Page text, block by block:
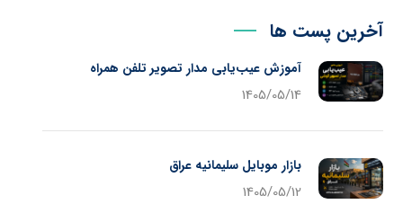
آخرین پست ها
آموزش عیب‌یابی مدار تصویر تلفن همراه
1405/05/14
بازار موبایل سلیمانیه عراق
1405/05/12